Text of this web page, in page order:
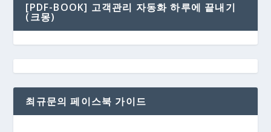
[PDF-BOOK] 고객관리 자동화 하루에 끝내기
(크몽)
최규문의 페이스북 가이드